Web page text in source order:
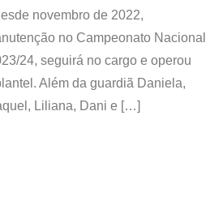
novembro de 2022,
no Campeonato Nacional
24, seguirá no cargo e operou
Além da guardiã Daniela,
Liliana, Dani e […]